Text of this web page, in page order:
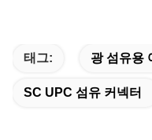
태그: 광 섬유용
SC UPC 섬유 커넥터